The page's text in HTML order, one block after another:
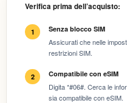
Verifica prima dell’acquisto:
1 Senza blocco SIM
Assicurati che nelle
restrizioni SIM.
2 Compatibile con eSIM
Digita *#06#. Cerca le
sia compatibile con eSIM.